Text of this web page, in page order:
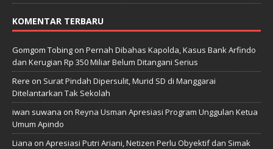
KOMENTAR TERBARU
Gomgom Tobing on Pernah Dibahas Kapolda, Kasus Bank Arfindo
dan Kerugian Rp 350 Miliar Belum Ditangani Serius
Rere on Surat Pindah Dipersulit, Murid SD di Manggarai
Ditelantarkan Tak Sekolah
iwan suwana on Reyna Usman Apresiasi Program Unggulan Ketua
Umum Apindo
Liana on Apresiasi Putri Ariani, Netizen Perlu Obyektif dan Simak